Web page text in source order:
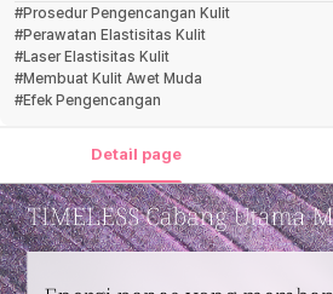
#Prosedur Pengencangan Kulit
#Perawatan Elastisitas Kulit
#Laser Elastisitas Kulit
#Membuat Kulit Awet Muda
#Efek Pengencangan
Detail page